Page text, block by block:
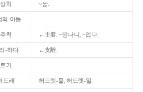
상치 ~쌈.
의-아들
주착 ←主着. ~망나니, ~없다.
-하다 ←支離.
트기
드래 허드렛-물, 허드렛-일.